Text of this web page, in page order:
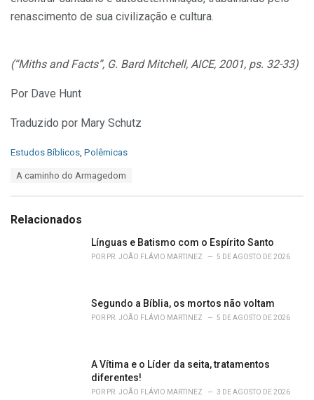
renascimento de sua civilização e cultura.
(“Miths and Facts”, G. Bard Mitchell, AICE, 2001, ps. 32-33)
Por Dave Hunt
Traduzido por Mary Schutz
C
o
r
Estudos Bíblicos Polêmicas
:
A caminho do Armagedom
Relacionados
Línguas e Batismo com o Espírito Santo
POR PR. JOÃO FLÁVIO MARTINEZ 5 DE AGOSTO DE 2026
Segundo a Bíblia, os mortos não voltam
POR PR. JOÃO FLÁVIO MARTINEZ 5 DE AGOSTO DE 2026
A Vítima e o Líder da seita, tratamentos
diferentes!
POR PR. JOÃO FLÁVIO MARTINEZ 3 DE AGOSTO DE 2026